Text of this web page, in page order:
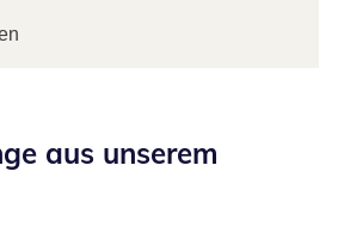
aus unserem